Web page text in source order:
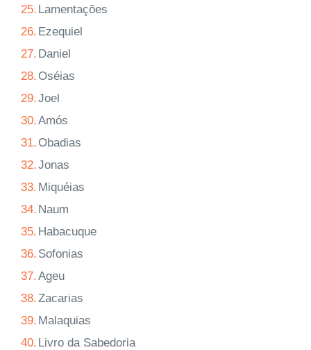
25. Lamentações
26. Ezequiel
27. Daniel
28. Oséias
29.Joel
30.Amós
31. Obadias
32.Jonas
33. Miquéias
34. Naum
35. Habacuque
36. Sofonias
37.Ageu
38.Zacarias
39. Malaquias
40. Livro da Sabedoria